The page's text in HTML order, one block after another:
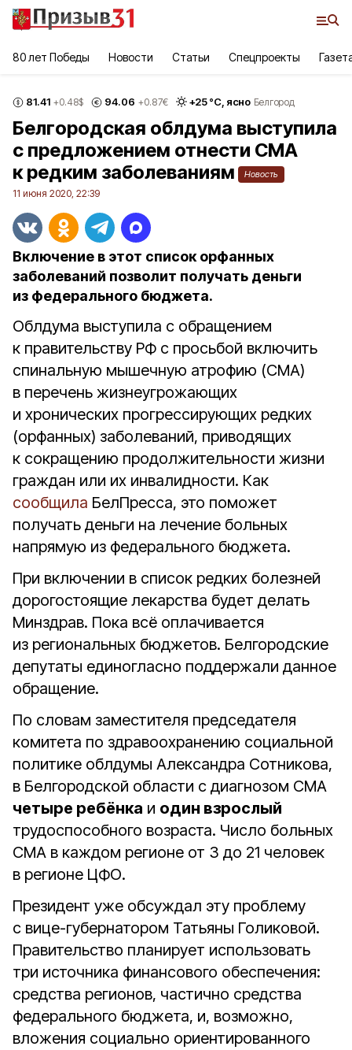
80 лет Победы Новости Статьи Спецпроекты
81.41 +0.48$ 94.06 +0.87€ +25°С, ясно Белгород
Белгородская облдума выступила
с предложением отнести СМА
к редким заболеваниям
Новость
11 июня 2020, 22:39
Включение в этот список орфанных
заболеваний позволит получать деньги
из федерального бюджета.
Облдума выступила с обращением
к правительству РФ с просьбой включить
спинальную мышечную атрофию (СМА)
в перечень жизнеугрожающих
и хронических прогрессирующих редких
(орфанных) заболеваний, приводящих
к сокращению продолжительности жизни
граждан или их инвалидности. Как
сообщила БелПресса, это поможет
получать деньги на лечение больных
напрямую из федерального бюджета.
При включении в список редких болезней
дорогостоящие лекарства будет делать
Минздрав. Пока всё оплачивается
из региональных бюджетов. Белгородские
депутаты единогласно поддержали данное
обращение.
По словам заместителя председателя
комитета по здравоохранению социальной
политике облдумы Александра Сотникова,
в Белгородской области с диагнозом СМА
четыре ребёнка и один взрослый
трудоспособного возраста. Число больных
СМА в каждом регионе от 3 до 21 человек
в регионе ЦФО.
Президент уже обсуждал эту проблему
с вице-губернатором Татьяны Голиковой.
Правительство планирует использовать
три источника финансового обеспечения:
средства регионов, частично средства
федерального бюджета, и, возможно,
вложения социально ориентированного